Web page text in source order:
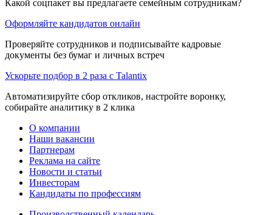
Какой соцпакет вы предлагаете семейным сотрудникам?
Оформляйте кандидатов онлайн
Проверяйте сотрудников и подписывайте кадровые
документы без бумаг и личных встреч
Ускорьте подбор в 2 раза с Talantix
Автоматизируйте сбор откликов, настройте воронку,
собирайте аналитику в 2 клика
О компании
Наши вакансии
Партнерам
Реклама на сайте
Новости и статьи
Инвесторам
Кандидаты по профессиям